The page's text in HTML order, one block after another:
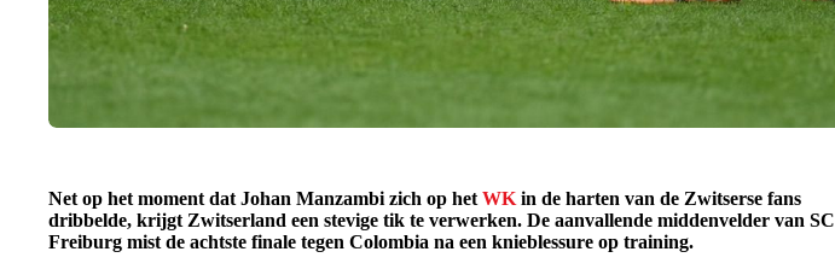
Net op het moment dat Johan Manzambi zich op het WK in de harten van de Zwitserse fans
dribbelde, krijgt Zwitserland een stevige tik te verwerken. De aanvallende middenvelder van SC
Freiburg mist de achtste finale tegen Colombia na een knieblessure op training.